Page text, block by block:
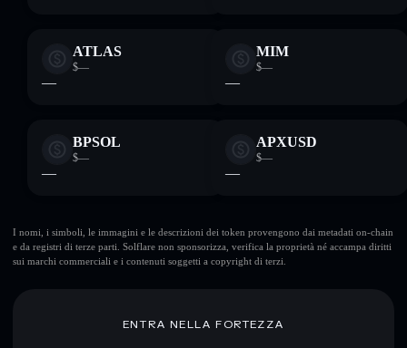
ATLAS
$—
—
MIM
$—
—
BPSOL
$—
—
APXUSD
$—
—
I nomi, i simboli, le immagini e le descrizioni dei token provengono dai metadati on-chain
e da registri di terze parti. Solflare non sponsorizza, verifica la proprietà né accampa diritti
sui marchi commerciali e i contenuti soggetti a copyright di terzi.
ENTRA NELLA FORTEZZA